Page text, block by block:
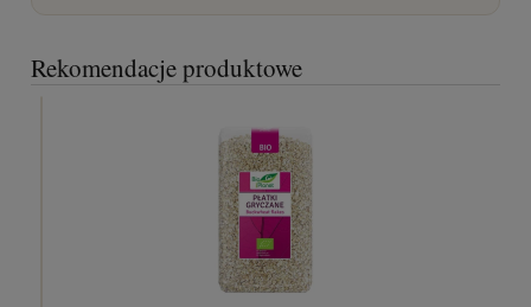
Rekomendacje produktowe